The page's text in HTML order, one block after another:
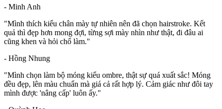
- Minh Anh
"Mình thích kiểu chân mày tự nhiên nên đã chọn hairstroke. Kết
quả thì đẹp hơn mong đợi, từng sợi mày nhìn như thật, đi đâu ai
cũng khen và hỏi chổ làm."
- Hồng Nhung
"Mình chọn làm bộ móng kiểu ombre, thật sự quá xuất sắc! Móng
đều đẹp, lên màu chuẩn mà giá cả rất hợp lý. Cảm giác như đôi tay
mình được 'nâng cấp' luôn ấy."